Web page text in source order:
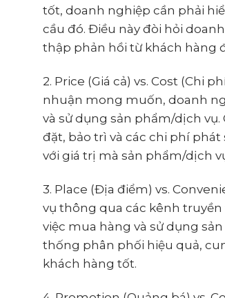
tốt, doanh nghiệp cần phải
cầu đó. Điều này đòi hỏi
thập phản hồi từ khách hàng
2. Price (Giá cả) vs. Cost (Chi
nhuận mong muốn, doanh
và sử dụng sản phẩm/dịch
đặt, bảo trì và các chi phí
với giá trị mà sản phẩm/dịch
3. Place (Địa điểm) vs.
vụ thông qua các kênh
việc mua hàng và sử dụng
thống phân phối hiệu quả,
khách hàng tốt.